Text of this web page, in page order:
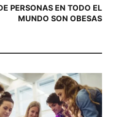
PERSONAS EN TODO EL
MUNDO SON OBESAS